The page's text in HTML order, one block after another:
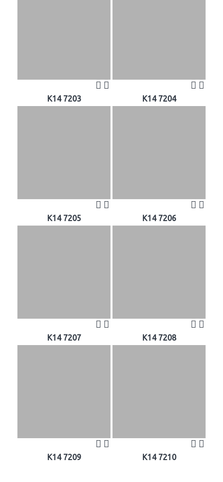
K14 7203 K14 7204
K14 7205 K14 7206
K14 7207 K14 7208
K14 7209 K14 7210